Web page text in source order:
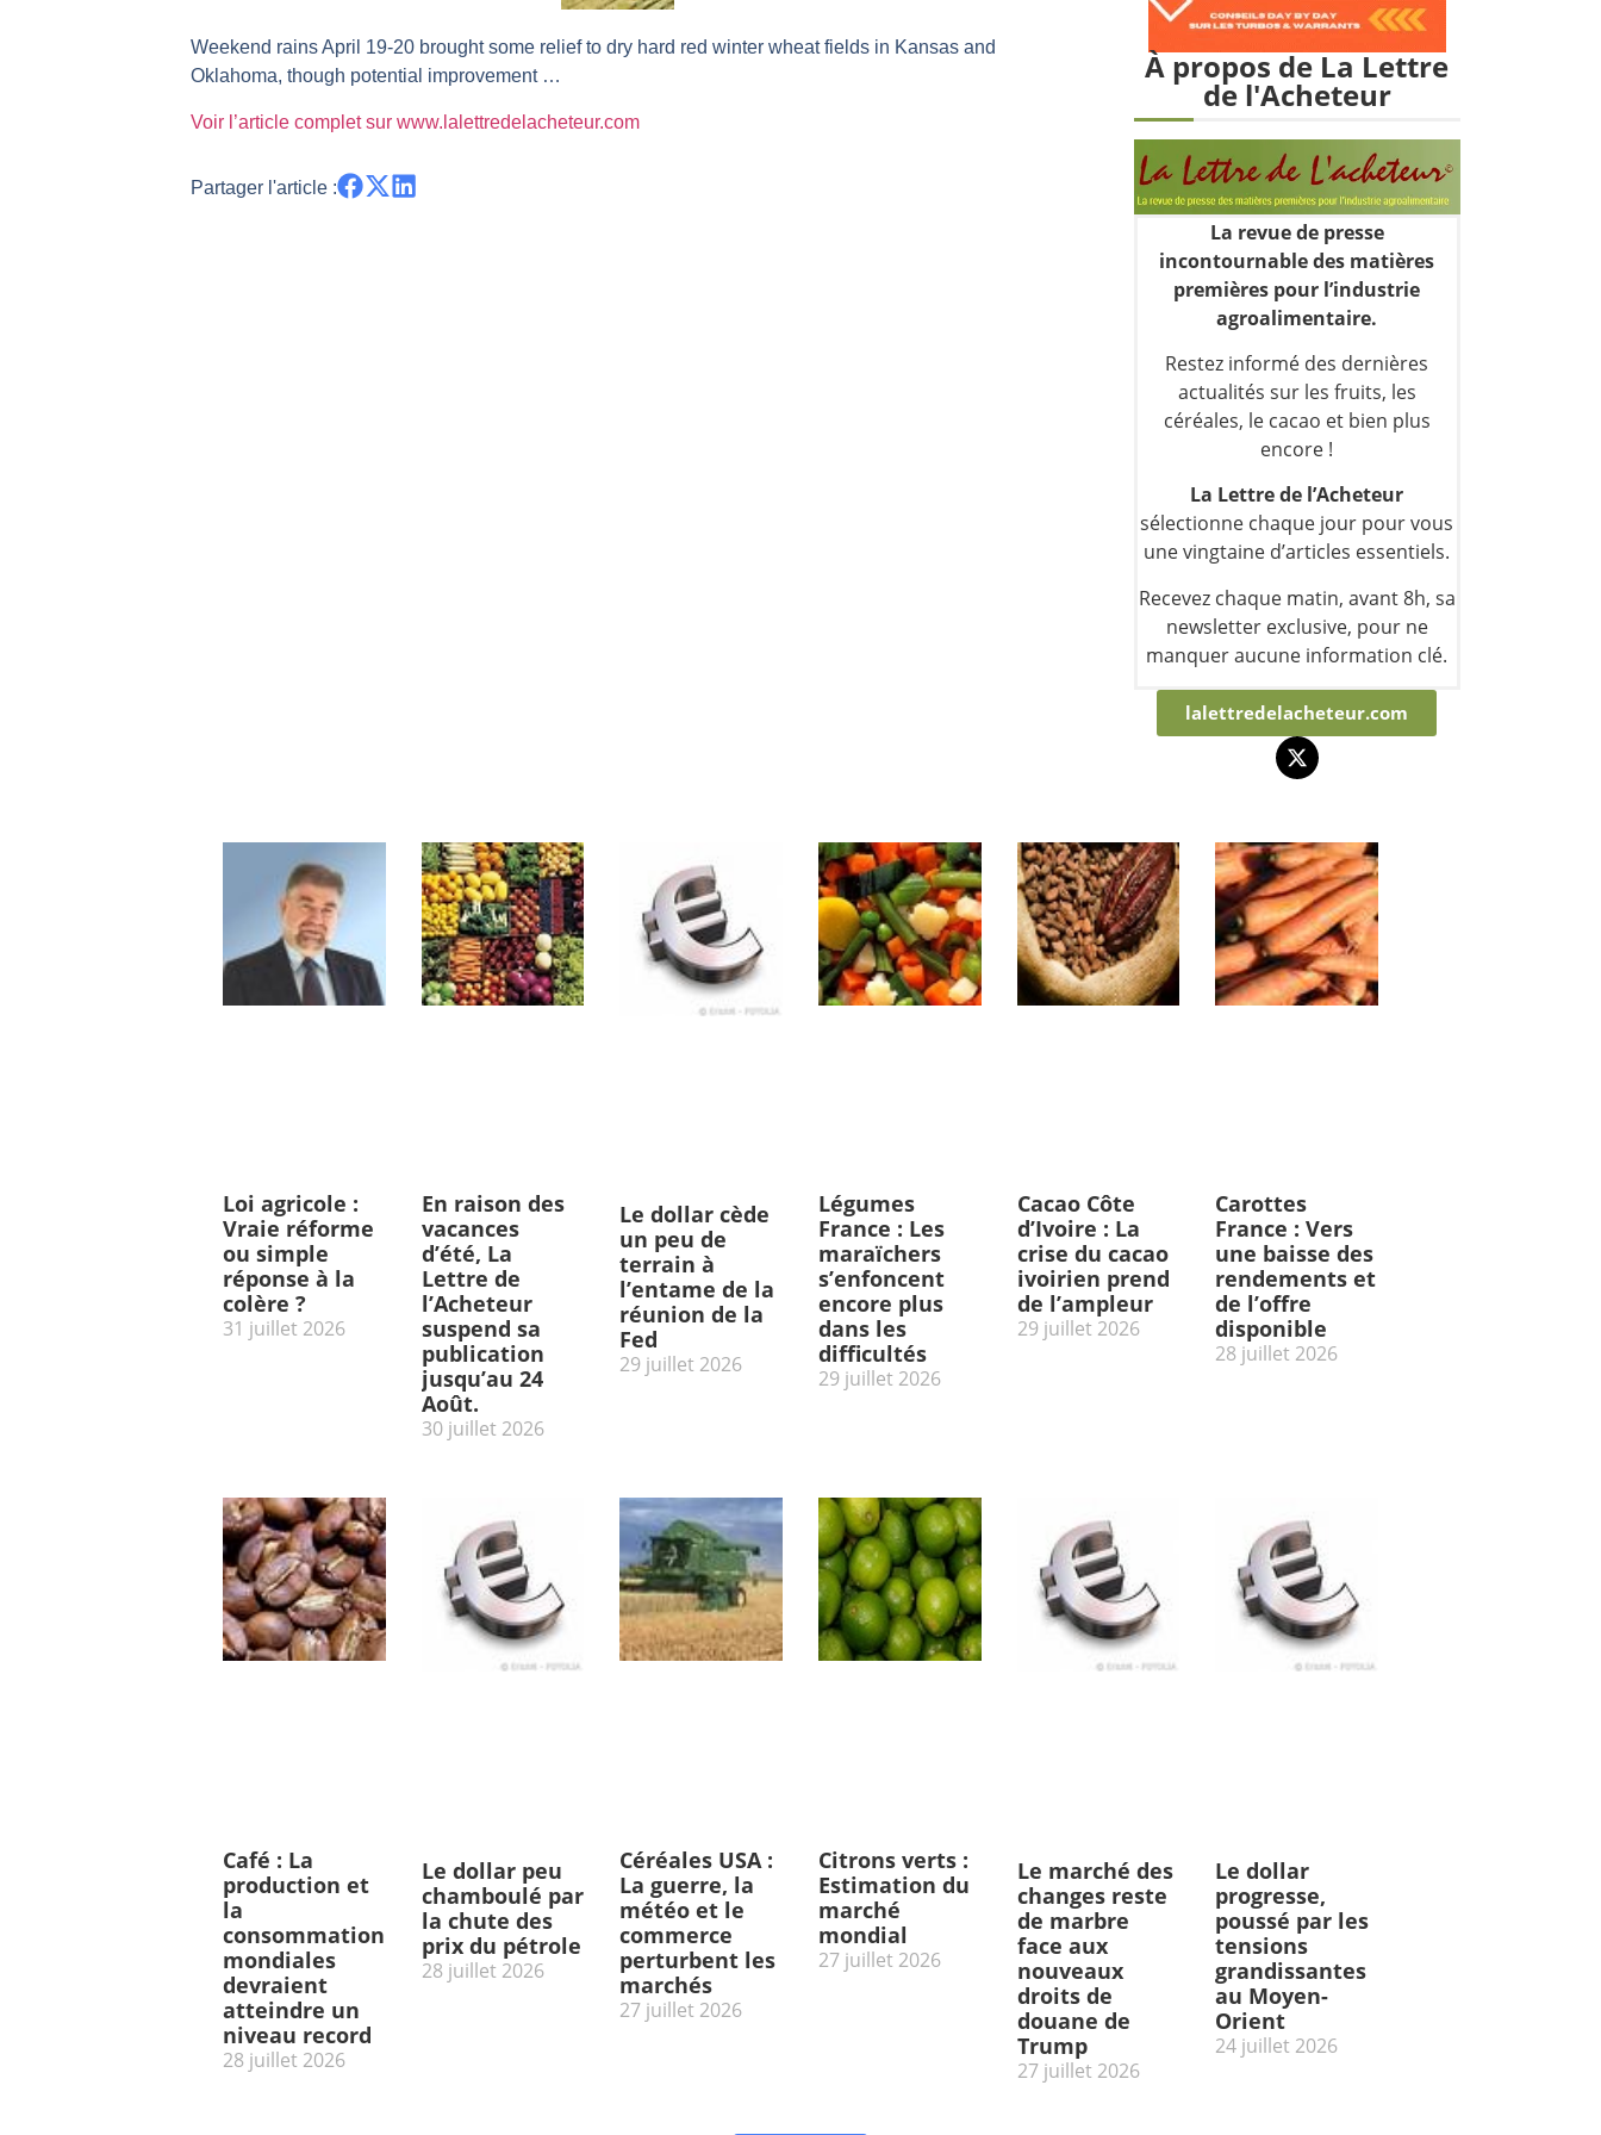
CAC 40 : Vers un nouveau record ? Analyse avant la décision de la Fed | Denis Desclos – Chrono CAC
Bernard Prats-Desclaux : Penser les marchés à l’ère des ruptures | Interview Littéraire
S&P500 : Des records, mais toujours de la vigueur | Ludovick Bertola – Les Echos de Wall Street
NASDAQ : La tendance haussière reste intacte | Ludovick Bertola – Les Echos de Wall Street
Weekend rains April 19-20 brought some relief to dry hard red winter wheat fields in Kansas and
Oklahoma, though potential improvement …
Voir l’article complet sur www.lalettredelacheteur.com
Partager l'article :
À propos de La Lettre
de l'Acheteur
La revue de presse
incontournable des matières
premières pour l’industrie
agroalimentaire.
Restez informé des dernières
actualités sur les fruits, les
céréales, le cacao et bien plus
encore !
La Lettre de l’Acheteur
sélectionne chaque jour pour vous
une vingtaine d’articles essentiels.
Recevez chaque matin, avant 8h, sa
newsletter exclusive, pour ne
manquer aucune information clé.
lalettredelacheteur.com
Loi agricole :
Vraie réforme
ou simple
réponse à la
colère ?
31 juillet 2026
En raison des
vacances
d’été, La
Lettre de
l’Acheteur
suspend sa
publication
jusqu’au 24
Août.
30 juillet 2026
Le dollar cède
un peu de
terrain à
l’entame de la
réunion de la
Fed
29 juillet 2026
Légumes
France : Les
maraïchers
s’enfoncent
encore plus
dans les
difficultés
29 juillet 2026
Cacao Côte
d’Ivoire : La
crise du cacao
ivoirien prend
de l’ampleur
29 juillet 2026
Carottes
France : Vers
une baisse des
rendements et
de l’offre
disponible
28 juillet 2026
Café : La
production et
la
consommation
mondiales
devraient
atteindre un
niveau record
28 juillet 2026
Le dollar peu
chamboulé par
la chute des
prix du pétrole
28 juillet 2026
Céréales USA :
La guerre, la
météo et le
commerce
perturbent les
marchés
27 juillet 2026
Citrons verts :
Estimation du
marché
mondial
27 juillet 2026
Le marché des
changes reste
de marbre
face aux
nouveaux
droits de
douane de
Trump
27 juillet 2026
Le dollar
progresse,
poussé par les
tensions
grandissantes
au Moyen-
Orient
24 juillet 2026